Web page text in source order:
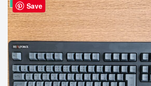
キーボードSave